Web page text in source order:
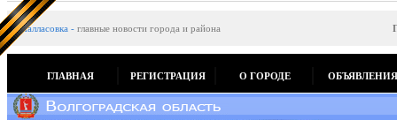
Палласовка - главные новости города и района
ГЛАВНАЯ РЕГИСТРАЦИЯ О ГОРОДЕ ОБЪЯВЛЕНИЯ